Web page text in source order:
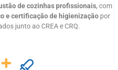
de cozinhas profissionais, com
e certificação de higienizaçãopor
junto ao CREA e CRQ.